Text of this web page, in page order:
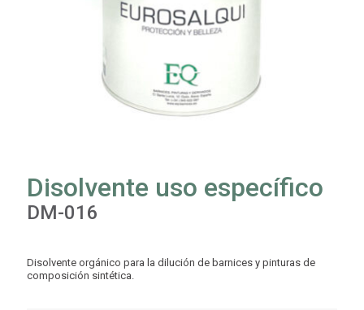
Disolvente uso específico
DM-016
Disolvente orgánico para la dilución de barnices y pinturas de
composición sintética.